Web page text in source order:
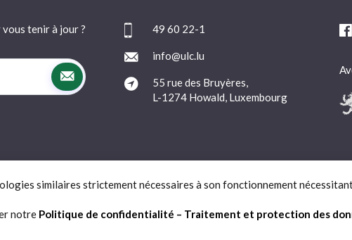
tenir à jour ?
49 60 22-1
info@ulc.lu
55 rue des Bruyères,
L-1274 Howald, Luxembourg
Protection des données FAQ Contact
similaires strictement nécessaires à son fonctionnement
notre Politique de confidentialité – Traitement et protection des